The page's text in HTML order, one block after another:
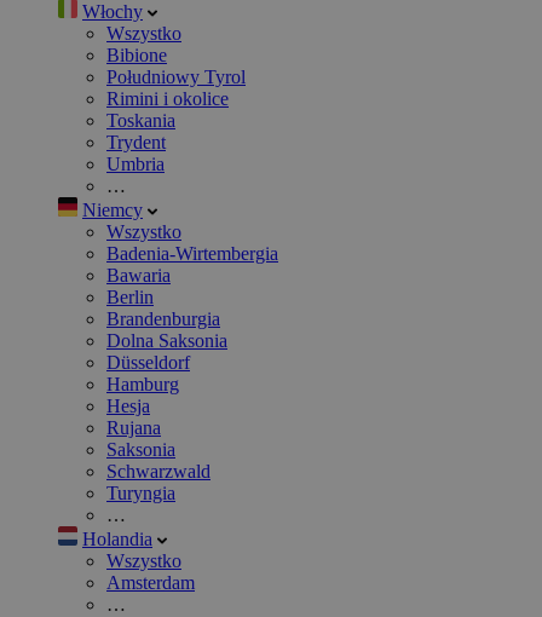
Włochy
Wszystko
Bibione
Południowy Tyrol
Rimini i okolice
Toskania
Trydent
Umbria
…
Niemcy
Wszystko
Badenia-Wirtembergia
Bawaria
Berlin
Brandenburgia
Dolna Saksonia
Düsseldorf
Hamburg
Hesja
Rujana
Saksonia
Schwarzwald
Turyngia
…
Holandia
Wszystko
Amsterdam
…